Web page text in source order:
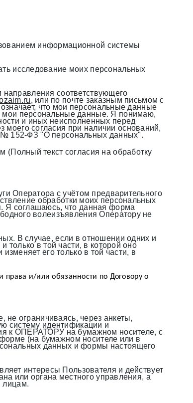
информационной системы
исследование моих персональных
соответствующего
, или по почте заказным письмом с
что мои персональные данные
мои персональные данные. Я понимаю,
и иных неисполненных перед
согласия при наличии оснований,
№ 152-ФЗ "О персональных данных".
(Полный текст согласия на обработку
Оператора с учётом предварительного
обработки моих персональных
Я соглашаюсь, что данная форма
волеизъявления Оператору не
В случае, если в отношении одних и
в той части, в которой оно
его только в той части, в
права и/или обязанности по Договору о
не ограничиваясь, через анкеты,
систему идентификации и
к ОПЕРАТОРУ на бумажном носителе, с
(на бумажном носителе или в
данных и формы настоящего
интересы Пользователя и действует
или органа местного управления, а
лицам.